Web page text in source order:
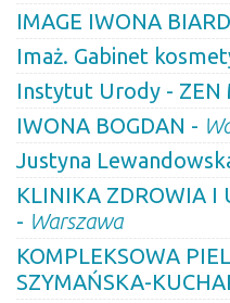
IMAGE IWONA
Imaż. Gabinet
Instytut Urody - ZEN
IWONA BOGDAN -
Justyna
KLINIKA ZDROWIA I
- Warszawa
KOMPLEKSOWA
SZYMAŃSKA-